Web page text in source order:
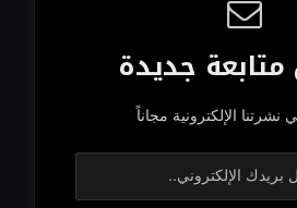
جديدة
الإلكترونية مجاناً